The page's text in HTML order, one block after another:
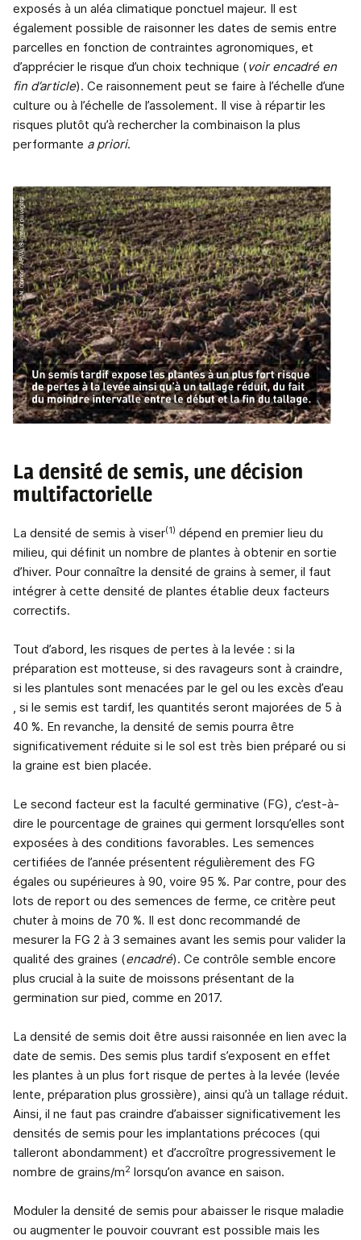
exposés à un aléa climatique ponctuel majeur. Il est
également possible de raisonner les dates de semis entre
parcelles en fonction de contraintes agronomiques, et
d’apprécier le risque d’un choix technique (voirencadré en
fin d’article). Ce raisonnement peut se faire à l’échelle d’une
culture ou à l’échelle de l’assolement. Il vise à répartir les
risques plutôt qu’à rechercher la combinaison la plus
performante a priori.
La densité de semis, une décision
multifactorielle
La densité de semis à viser(1) dépend en premier lieu du
milieu, qui définit un nombre de plantes à obtenir en sortie
d’hiver. Pour connaître la densité de grains à semer, il faut
intégrer à cette densité de plantes établie deux facteurs
correctifs.
Tout d’abord, les risques de pertes à la levée : si la
préparation est motteuse, si des ravageurs sont à craindre,
si les plantules sont menacées par le gel ou les excès d’eau
, si le semis est tardif, les quantités seront majorées de 5 à
40 %. En revanche, la densité de semis pourra être
significativement réduite si le sol est très bien préparé ou si
la graine est bien placée.
Le second facteur est la faculté germinative (FG), c’est-à-
dire le pourcentage de graines qui germent lorsqu’elles sont
exposées à des conditions favorables. Les semences
certifiées de l’année présentent régulièrement des FG
égales ou supérieures à 90, voire 95 %. Par contre, pour des
lots de report ou des semences de ferme, ce critère peut
chuter à moins de 70 %. Il est donc recommandé de
mesurer la FG 2 à 3 semaines avant les semis pour valider la
qualité des graines (encadré). Ce contrôle semble encore
plus crucial à la suite de moissons présentant de la
germination sur pied, comme en 2017.
La densité de semis doit être aussi raisonnée en lien avec la
date de semis. Des semis plus tardif s’exposent en effet
les plantes à un plus fort risque de pertes à la levée (levée
lente, préparation plus grossière), ainsi qu’à un tallage réduit.
Ainsi, il ne faut pas craindre d’abaisser significativement les
densités de semis pour les implantations précoces (qui
talleront abondamment) et d’accroître progressivement le
nombre de grains/m2 lorsqu’on avance en saison.
Moduler la densité de semis pour abaisser le risque maladie
ou augmenter le pouvoir couvrant est possible mais les